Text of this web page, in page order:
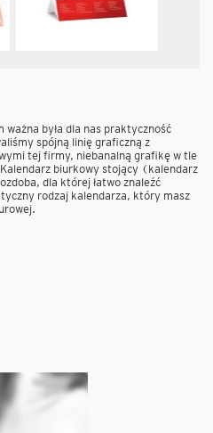
była dla nas praktyczność
spójną linię graficzną z
tej firmy, niebanalną grafikę w tle
biurkowy stojący (kalendarz
dla której łatwo znaleźć
rodzaj kalendarza, który masz